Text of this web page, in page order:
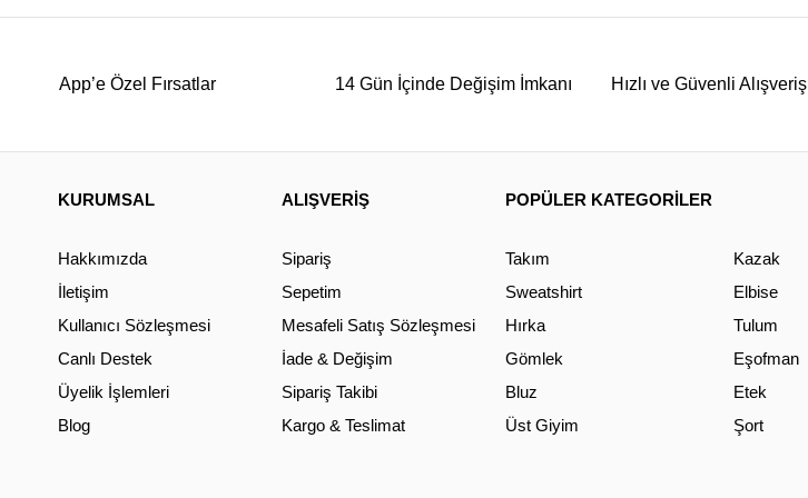
App’e Özel Fırsatlar 14 Gün İçinde Değişim İmkanı Hızlı ve Güvenli Alışveriş
KURUMSAL
Hakkımızda
İletişim
Kullanıcı Sözleşmesi
Canlı Destek
Üyelik İşlemleri
Blog
ALIŞVERİŞ
Sipariş
Sepetim
Mesafeli Satış Sözleşmesi
İade & Değişim
Sipariş Takibi
Kargo & Teslimat
POPÜLER KATEGORİLER
Takım
Sweatshirt
Hırka
Gömlek
Bluz
Üst Giyim
Kazak
Elbise
Tulum
Eşofman
Etek
Şort